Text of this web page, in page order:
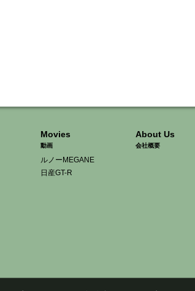
Movies
動画
ルノーMEGANE
日産GT-R
About Us
会社概要